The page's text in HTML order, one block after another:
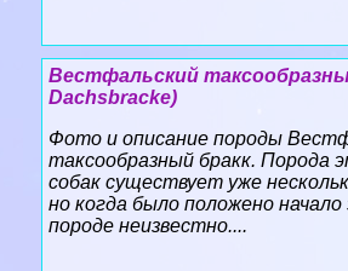
Вестфальский
Dachsbracke)
Фото и описание породы
таксообразный бpaкк. Порода
собак существует уже
но когда было положено
породе неизвестно....